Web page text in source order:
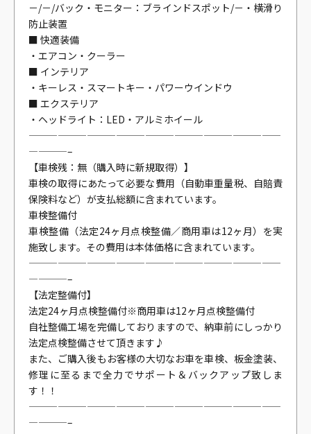
－/－/バック・モニター：ブラインドスポット/－・横滑り
防止装置
■ 快適装備
・エアコン・クーラー
■ インテリア
・キーレス・スマートキー・パワーウインドウ
■ エクステリア
・ヘッドライト：LED・アルミホイール
——————————————————————————
————–
【車検残：無（購入時に新規取得）】
車検の取得にあたって必要な費用（自動車重量税、自賠責
保険料など）が支払総額に含まれています。
車検整備付
車検整備（法定24ヶ月点検整備／商用車は12ヶ月）を実
施致します。その費用は本体価格に含まれています。
——————————————————————————
————–
【法定整備付】
法定24ヶ月点検整備付※商用車は12ヶ月点検整備付
自社整備工場を完備しておりますので、納車前にしっかり
法定点検整備させて頂きます♪
また、ご購入後もお客様の大切なお車を車検、板金塗装、
修理に至るまで全力でサポート＆バックアップ致しま
す！！
——————————————————————————
————–